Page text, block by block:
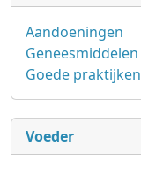
Aandoeningen
Geneesmiddelen
Goede praktijken
Voeder